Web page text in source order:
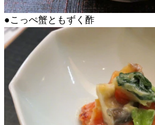
●こっぺ蟹ともずく酢